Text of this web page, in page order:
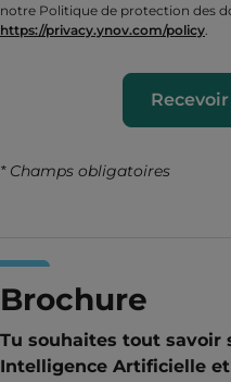
Brochure
Tu souhaites tout savoir
Intelligence Artificielle et
notre Politique de protection des
https://privacy.ynov.com/policy.
* Champs obligatoires